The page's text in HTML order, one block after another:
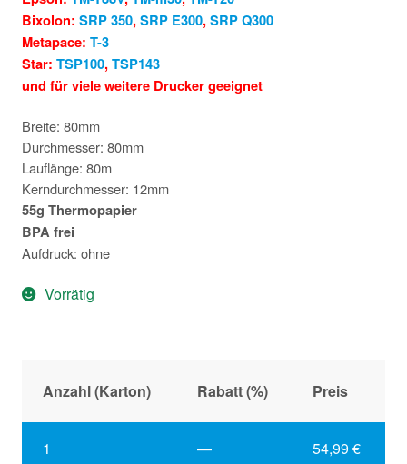
Bixolon: SRP 350,SRP E300,SRP Q300
Metapace: T-3
Star: TSP100,TSP143
und für viele weitere Drucker geeignet
Breite: 80mm
Durchmesser: 80mm
Lauflänge: 80m
Kerndurchmesser: 12mm
55g Thermopapier
BPA frei
Aufdruck: ohne
Vorrätig
Anzahl (Karton) Rabatt (%) Preis
1 — 54,99€